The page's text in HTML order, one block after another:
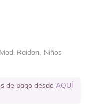
Mod. Raidon, Niños
de pago desde AQUÍ